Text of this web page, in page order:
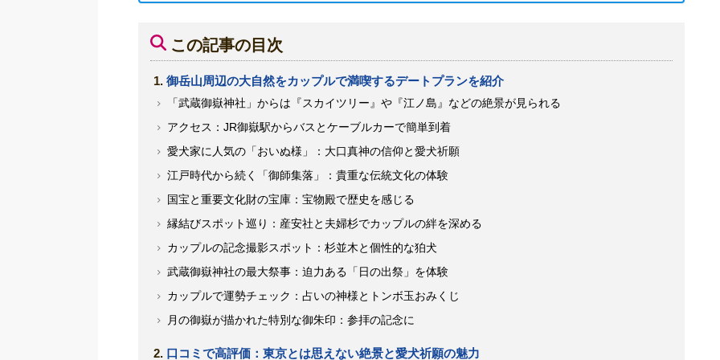
この記事の目次
御岳山周辺の大自然をカップルで満喫するデートプランを紹介
「武蔵御嶽神社」からは『スカイツリー』や『江ノ島』などの絶景が見られる
アクセス：JR御嶽駅からバスとケーブルカーで簡単到着
愛犬家に人気の「おいぬ様」：大口真神の信仰と愛犬祈願
江戸時代から続く「御師集落」：貴重な伝統文化の体験
国宝と重要文化財の宝庫：宝物殿で歴史を感じる
縁結びスポット巡り：産安社と夫婦杉でカップルの絆を深める
カップルの記念撮影スポット：杉並木と個性的な狛犬
武蔵御嶽神社の最大祭事：迫力ある「日の出祭」を体験
カップルで運勢チェック：占いの神様とトンボ玉おみくじ
月の御嶽が描かれた特別な御朱印：参拝の記念に
口コミで高評価：東京とは思えない絶景と愛犬祈願の魅力